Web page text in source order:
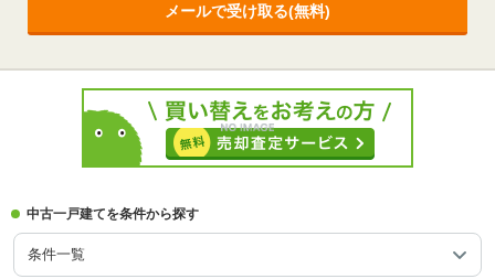
メールで受け取る(無料)
中古一戸建てを条件から探す
条件一覧